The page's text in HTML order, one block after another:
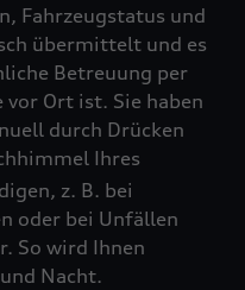
Fahrzeugstatus und
übermittelt und es
Betreuung per
Ort ist. Sie haben
durch Drücken
Ihres
z. B. bei
oder bei Unfällen
So wird Ihnen
Nacht.